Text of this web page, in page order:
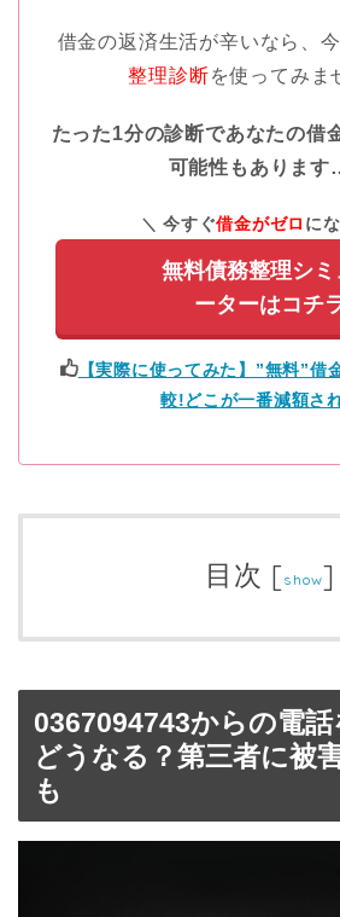
借金の返済生活が辛いなら、
整理診断を使ってみま
たった1分の診断であなたの借
可能性もありま
今すぐ借金がゼロ に
無料債務整理シミ
ーターはコチ
【実際に使ってみた】”無料”借
較!どこが一番減額さ
目次 [show]
0367094743からの電
どうなる？第三者に被
も